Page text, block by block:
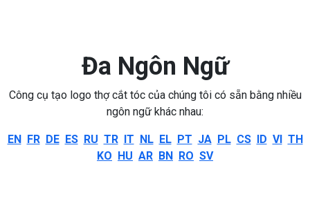
Đa Ngôn Ngữ
Công cụ tạo logo thợ cắt tóc của chúng tôi có sẵn bằng nhiều
ngôn ngữ khác nhau:
EN FR DE ES RU TR IT NL EL PT JA PL CS ID VI TH
KO HU AR BN RO SV